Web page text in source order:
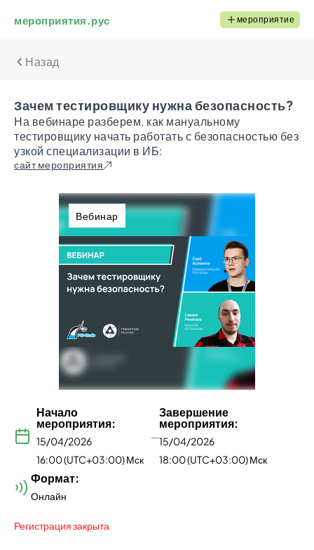
мероприятия.рус мероприятие
Назад
Регистрация закрыта
Зачем тестировщику нужна безопасность?
На вебинаре разберем, как мануальному
тестировщику начать работать с безопасностью без
узкой специализации в ИБ:
сайт мероприятия
Вебинар
Начало
мероприятия:
15/04/2026
16:00 (UTC+03:00) Мск
—
Завершение
мероприятия:
15/04/2026
18:00 (UTC+03:00) Мск
Формат:
Онлайн